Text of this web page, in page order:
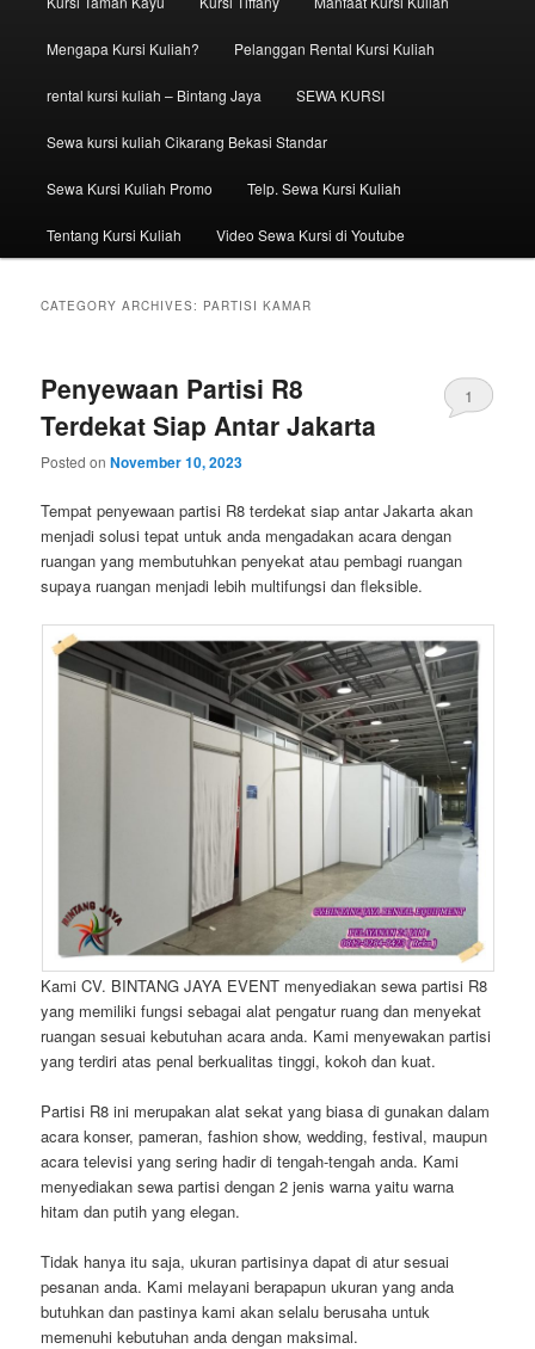
Mengapa Kursi Kuliah? Pelanggan Rental Kursi Kuliah
rental kursi kuliah – Bintang Jaya SEWA KURSI
Sewa kursi kuliah Cikarang Bekasi Standar
Sewa Kursi Kuliah Promo Telp. Sewa Kursi Kuliah
Tentang Kursi Kuliah Video Sewa Kursi di Youtube
CATEGORY ARCHIVES: PARTISI KAMAR
Penyewaan Partisi R8
Terdekat Siap Antar Jakarta
Posted onNovember 10, 2023
1
Tempat penyewaan partisi R8 terdekat siap antar Jakarta akan
menjadi solusi tepat untuk anda mengadakan acara dengan
ruangan yang membutuhkan penyekat atau pembagi ruangan
supaya ruangan menjadi lebih multifungsi dan fleksible.
Kami CV. BINTANG JAYA EVENT menyediakan sewa partisi R8
yang memiliki fungsi sebagai alat pengatur ruang dan menyekat
ruangan sesuai kebutuhan acara anda. Kami menyewakan partisi
yang terdiri atas penal berkualitas tinggi, kokoh dan kuat.
Partisi R8 ini merupakan alat sekat yang biasa di gunakan dalam
acara konser, pameran, fashion show, wedding, festival, maupun
acara televisi yang sering hadir di tengah-tengah anda. Kami
menyediakan sewa partisi dengan 2 jenis warna yaitu warna
hitam dan putih yang elegan.
Tidak hanya itu saja, ukuran partisinya dapat di atur sesuai
pesanan anda. Kami melayani berapapun ukuran yang anda
butuhkan dan pastinya kami akan selalu berusaha untuk
memenuhi kebutuhan anda dengan maksimal.